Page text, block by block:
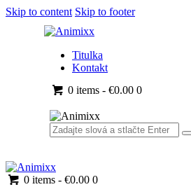
Skip to content Skip to footer
Titulka
Kontakt
0 items -€0.00 0
0 items -€0.00 0